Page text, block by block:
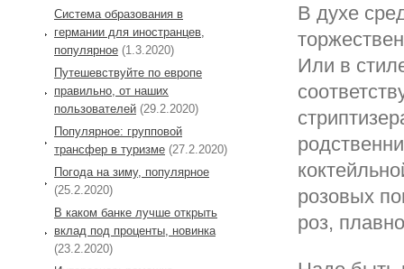
В духе
Или в
розовых
роз,
Система образования в
германии для иностранцев,
популярное (1.3.2020)
Путешевствуйте по европе
правильно, от наших
пользователей (29.2.2020)
Популярное: групповой
трансфер в туризме (27.2.2020)
Погода на зиму, популярное
(25.2.2020)
В каком банке лучше открыть
вклад под проценты, новинка
(23.2.2020)